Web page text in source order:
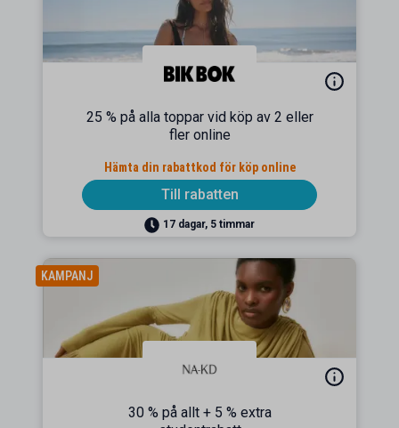
25 % på alla toppar vid köp av 2 eller
fler online
Hämta din rabattkod för köp online
Till rabatten
17 dagar, 5 timmar
KAMPANJ
30 % på allt + 5 % extra